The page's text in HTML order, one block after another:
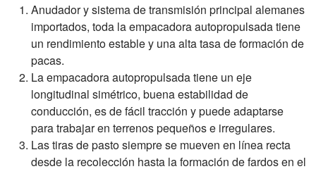
Anudador y sistema de transmisión principal alemanes
importados, toda la empacadora autopropulsada tiene
un rendimiento estable y una alta tasa de formación de
pacas.
La empacadora autopropulsada tiene un eje
longitudinal simétrico, buena estabilidad de
conducción, es de fácil tracción y puede adaptarse
para trabajar en terrenos pequeños e irregulares.
Las tiras de pasto siempre se mueven en línea recta
desde la recolección hasta la formación de fardos en el